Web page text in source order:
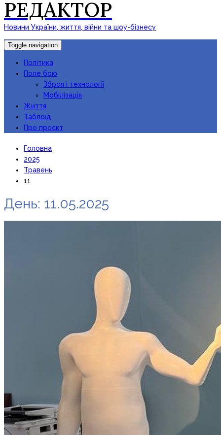
РЕДАКТОР
Новини України, життя, війни та шоу-бізнесу
Toggle navigation
Політика
Поле бою
Зброя і технології
Мобілізація
Життя
Таблоїд
Про проєкт
Головна
2025
Травень
11
День: 11.05.2025